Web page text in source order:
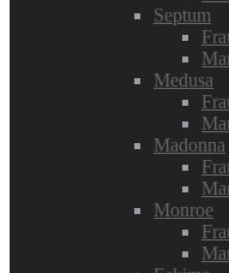
Septum
Medusa
Madonna
Monroe